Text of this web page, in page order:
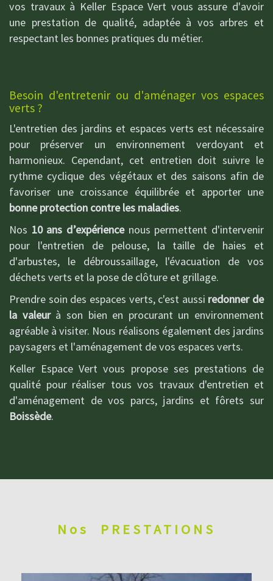
vos travaux à Keller Espace Vert vous assure d'avoir
une prestation de qualité, adaptée à vos arbres et
respectant les bonnes pratiques du métier.
Besoin d'entretenir ou d'aménager vos espaces
verts ?
L'entretien des jardins et espaces verts est nécessaire
pour préserver un environnement verdoyant et
harmonieux. Cependant, cet entretien doit suivre le
rythme cyclique des végétaux et des saisons afin de
favoriser une croissance équilibrée et apporter une
bonne protection contre les maladies.
Nos 10 ans d’expériencenous permettent d'intervenir
pour l'entretien de pelouse, la taille de haies et
d'arbustes, le débroussaillage, l'évacuation de vos
déchets verts et la pose de clôture et grillage.
Prendre soin des espaces verts, c'est aussi redonner de
la valeurà son bien en procurant un environnement
agréable à visiter. Nous réalisons également des jardins
paysagers et l'aménagement de vos espaces verts.
Keller Espace Vert vous propose ses prestations de
qualité pour réaliser tous vos travaux d'entretien et
d'aménagement de vos parcs, jardins et fôrets sur
Boissède.
Nos PRESTATIONS